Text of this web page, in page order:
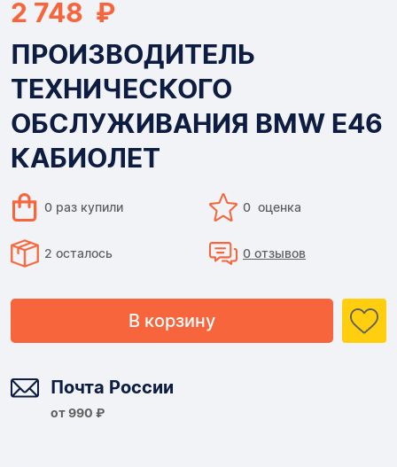
2 748 ₽
ПРОИЗВОДИТЕЛЬ
ТЕХНИЧЕСКОГО
ОБСЛУЖИВАНИЯ BMW E46
КАБИОЛЕТ
0 раз купили 0 оценка
2 осталось 0 отзывов
В корзину
Почта России
от 990 ₽